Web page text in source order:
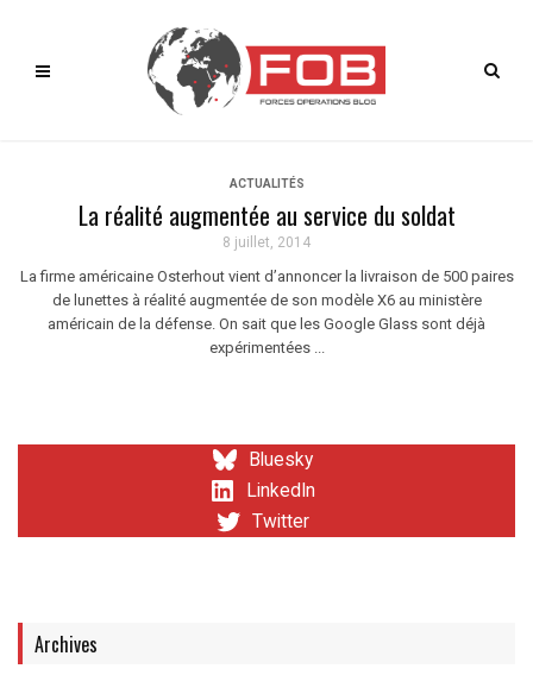
ACTUALITÉS
La réalité augmentée au service du soldat
8 juillet, 2014
La firme américaine Osterhout vient d’annoncer la livraison de 500 paires
de lunettes à réalité augmentée de son modèle X6 au ministère
américain de la défense. On sait que les Google Glass sont déjà
expérimentées ...
Bluesky
LinkedIn
Twitter
Archives